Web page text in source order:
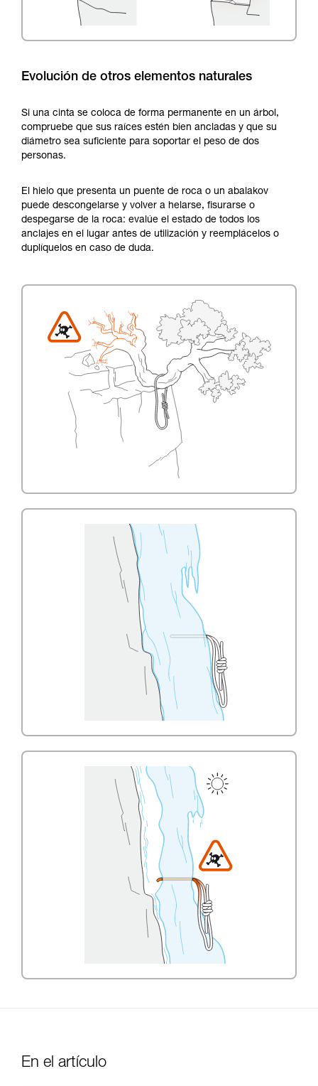
Evolución de otros elementos naturales
Si una cinta se coloca de forma permanente en un árbol,
compruebe que sus raíces estén bien ancladas y que su
diámetro sea suficiente para soportar el peso de dos
personas.
El hielo que presenta un puente de roca o un abalakov
puede descongelarse y volver a helarse, fisurarse o
despegarse de la roca: evalúe el estado de todos los
anclajes en el lugar antes de utilización y reemplácelos o
duplíquelos en caso de duda.
En el artículo